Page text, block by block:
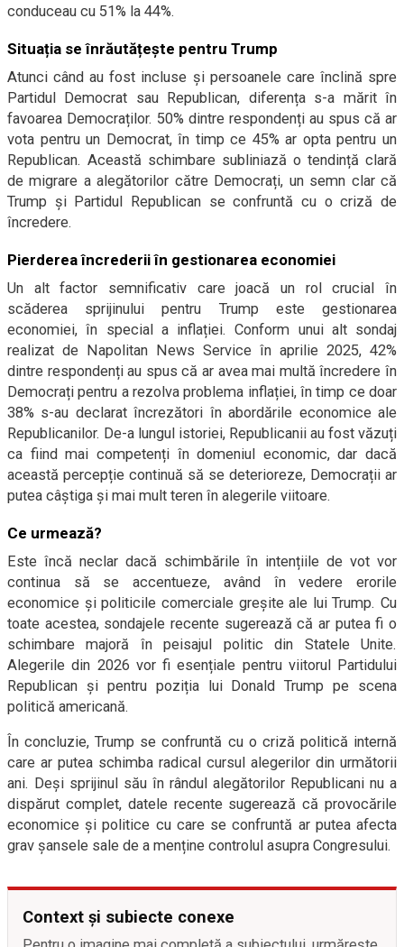
conduceau cu 51% la 44%.
Situația se înrăutățește pentru Trump
Atunci când au fost incluse și persoanele care înclină spre
Partidul Democrat sau Republican, diferența s-a mărit în
favoarea Democraților. 50% dintre respondenți au spus că ar
vota pentru un Democrat, în timp ce 45% ar opta pentru un
Republican. Această schimbare subliniază o tendință clară
de migrare a alegătorilor către Democrați, un semn clar că
Trump și Partidul Republican se confruntă cu o criză de
încredere.
Pierderea încrederii în gestionarea economiei
Un alt factor semnificativ care joacă un rol crucial în
scăderea sprijinului pentru Trump este gestionarea
economiei, în special a inflației. Conform unui alt sondaj
realizat de Napolitan News Service în aprilie 2025, 42%
dintre respondenți au spus că ar avea mai multă încredere în
Democrați pentru a rezolva problema inflației, în timp ce doar
38% s-au declarat încrezători în abordările economice ale
Republicanilor. De-a lungul istoriei, Republicanii au fost văzuți
ca fiind mai competenți în domeniul economic, dar dacă
această percepție continuă să se deterioreze, Democrații ar
putea câștiga și mai mult teren în alegerile viitoare.
Ce urmează?
Este încă neclar dacă schimbările în intențiile de vot vor
continua să se accentueze, având în vedere erorile
economice și politicile comerciale greșite ale lui Trump. Cu
toate acestea, sondajele recente sugerează că ar putea fi o
schimbare majoră în peisajul politic din Statele Unite.
Alegerile din 2026 vor fi esențiale pentru viitorul Partidului
Republican și pentru poziția lui Donald Trump pe scena
politică americană.
În concluzie, Trump se confruntă cu o criză politică internă
care ar putea schimba radical cursul alegerilor din următorii
ani. Deși sprijinul său în rândul alegătorilor Republicani nu a
dispărut complet, datele recente sugerează că provocările
economice și politice cu care se confruntă ar putea afecta
grav șansele sale de a menține controlul asupra Congresului.
Context și subiecte conexe